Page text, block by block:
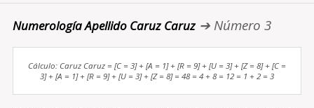
Numerología Apellido Caruz Caruz➔ Número 3
Cálculo: Caruz Caruz = [C = 3] + [A = 1] + [R = 9] + [U = 3] + [Z = 8] + [C =
3] + [A = 1] + [R = 9] + [U = 3] + [Z = 8] = 48 = 4 + 8 = 12 = 1 + 2 = 3